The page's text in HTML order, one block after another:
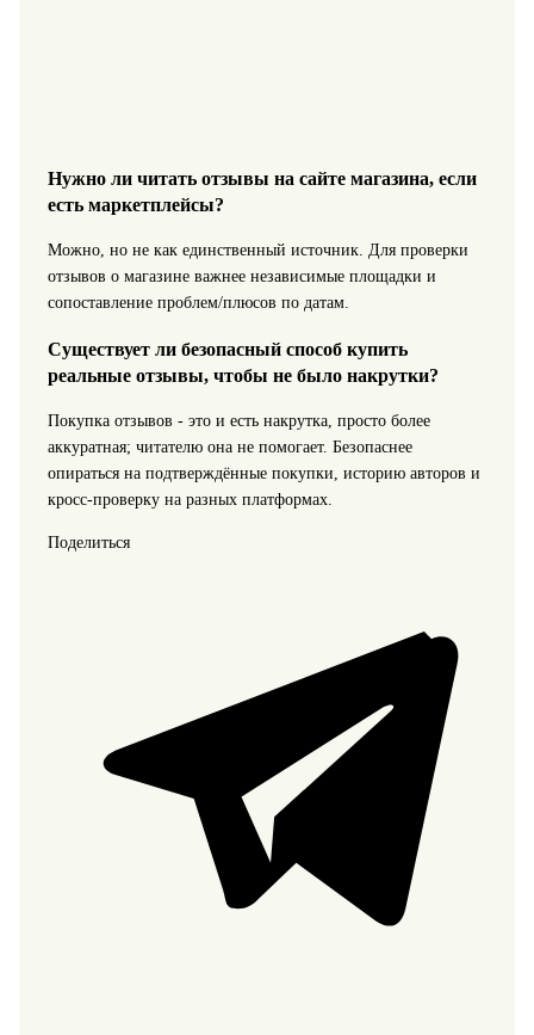
Нужно ли читать отзывы на сайте магазина, если
есть маркетплейсы?
Можно, но не как единственный источник. Для проверки
отзывов о магазине важнее независимые площадки и
сопоставление проблем/плюсов по датам.
Существует ли безопасный способ купить
реальные отзывы, чтобы не было накрутки?
Покупка отзывов - это и есть накрутка, просто более
аккуратная; читателю она не помогает. Безопаснее
опираться на подтверждённые покупки, историю авторов и
кросс-проверку на разных платформах.
Поделиться